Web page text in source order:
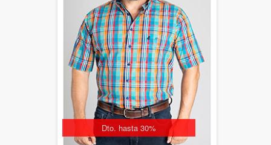
Dto. hasta 30%